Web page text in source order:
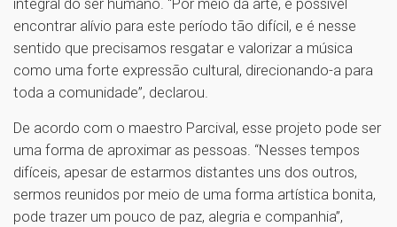
integral do ser humano. “Por meio da arte, é possível
encontrar alívio para este período tão difícil, e é nesse
sentido que precisamos resgatar e valorizar a música
como uma forte expressão cultural, direcionando-a para
toda a comunidade”, declarou.
De acordo com o maestro Parcival, esse projeto pode ser
uma forma de aproximar as pessoas. “Nesses tempos
difíceis, apesar de estarmos distantes uns dos outros,
sermos reunidos por meio de uma forma artística bonita,
pode trazer um pouco de paz, alegria e companhia”,